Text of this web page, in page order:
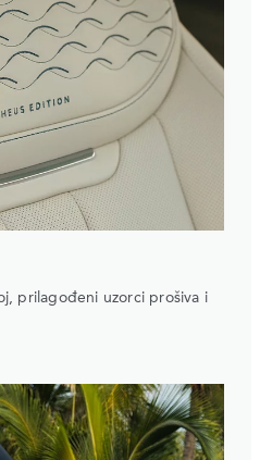
prilagođeni uzorci prošiva i